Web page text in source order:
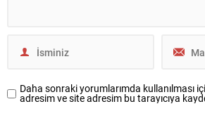
Daha sonraki yorumlarımda kullanılması
adresim ve site adresim bu tarayıcıya